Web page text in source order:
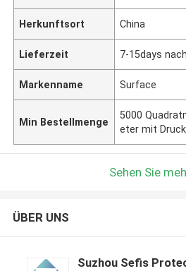
Herkunftsort China
Lieferzeit 7-15days
Markenname Surface
Min Bestellmenge
5000
eter mit
Sehen Sie
ÜBER UNS
Suzhou Sefis